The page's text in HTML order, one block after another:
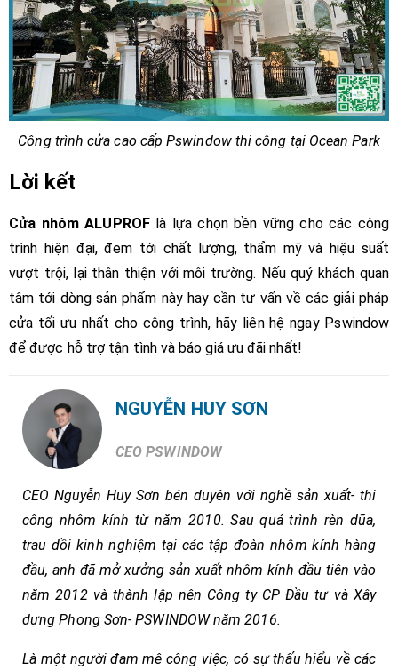
Công trình cửa cao cấp Pswindow thi công tại Ocean Park
Lời kết
Cửa nhôm ALUPROFlà lựa chọn bền vững cho các công
trình hiện đại, đem tới chất lượng, thẩm mỹ và hiệu suất
vượt trội, lại thân thiện với môi trường. Nếu quý khách quan
tâm tới dòng sản phẩm này hay cần tư vấn về các giải pháp
cửa tối ưu nhất cho công trình, hãy liên hệ ngay Pswindow
để được hỗ trợ tận tình và báo giá ưu đãi nhất!
NGUYỄN HUY SƠN
CEO PSWINDOW
CEO Nguyễn Huy Sơn bén duyên với nghề sản xuất- thi
công nhôm kính từ năm 2010. Sau quá trình rèn dũa,
trau dồi kinh nghiệm tại các tập đoàn nhôm kính hàng
đầu, anh đã mở xưởng sản xuất nhôm kính đầu tiên vào
năm 2012 và thành lập nên Công ty CP Đầu tư và Xây
dựng Phong Sơn- PSWINDOW năm 2016.
Là một người đam mê công việc, có sự thấu hiểu về các